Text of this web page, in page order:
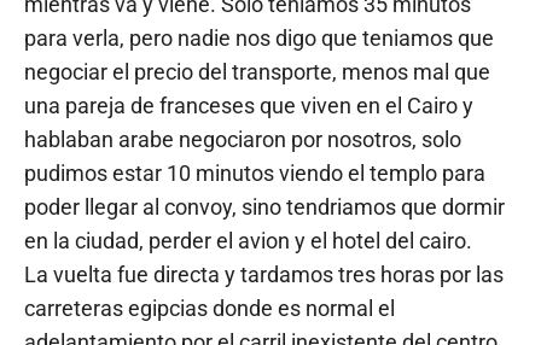
para verla, pero nadie nos digo que teniamos que
negociar el precio del transporte, menos mal que
una pareja de franceses que viven en el Cairo y
hablaban arabe negociaron por nosotros, solo
pudimos estar 10 minutos viendo el templo para
poder llegar al convoy, sino tendriamos que dormir
en la ciudad, perder el avion y el hotel del cairo.
La vuelta fue directa y tardamos tres horas por las
carreteras egipcias donde es normal el